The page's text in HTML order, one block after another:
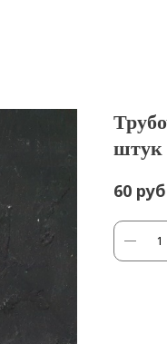
штук
60